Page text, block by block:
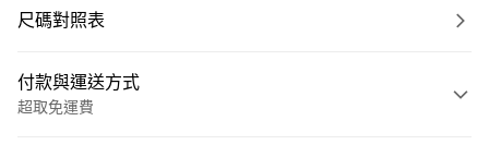
尺碼對照表
付款與運送方式
超取免運費